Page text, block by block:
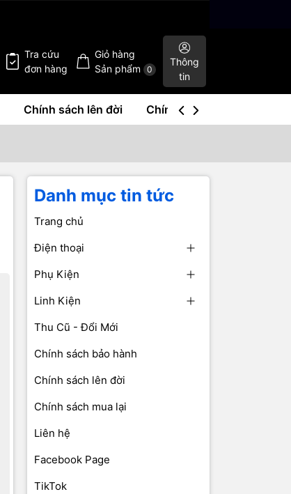
Tra cứu
đơn hàng
Giỏ hàng
Sản phẩm
0
Thông
tin
Chính sách lên đời Chính sách mua lại
Danh mục tin tức
Trang chủ
Điện thoại
Phụ Kiện
Linh Kiện
Thu Cũ - Đổi Mới
Chính sách bảo hành
Chính sách lên đời
Chính sách mua lại
Liên hệ
Facebook Page
TikTok